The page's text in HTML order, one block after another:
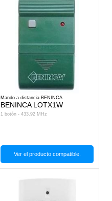
Mando a distancia BENINCA
BENINCA LOTX1W
1 botón - 433.92 MHz
Ver el producto compatible.